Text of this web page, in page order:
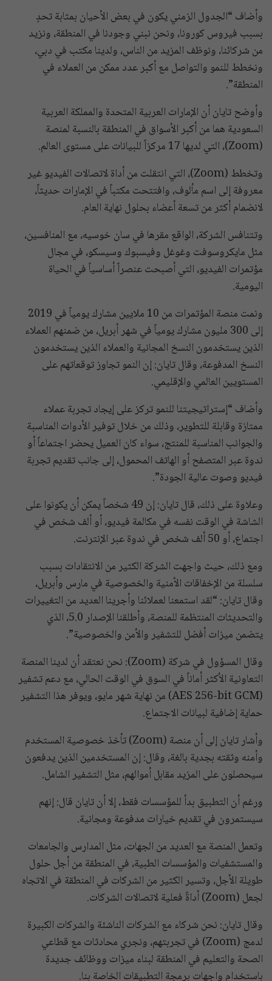
وأضاف “الجدول الزمني يكون في بعض الأحيان بمثابة تحدٍ
بسبب فيروس كورونا، ونحن نبني وجودنا في المنطقة، ونزيد
من شركائنا، ونوظف المزيد من الناس، ولدينا مكتب في دبي،
ونخطط للنمو والتواصل مع أكبر عدد ممكن من العملاء في
المنطقة”.
وأوضح تايان أن الإمارات العربية المتحدة والمملكة العربية
السعودية هما من أكبر الأسواق في المنطقة بالنسبة لمنصة
(Zoom)، التي لديها 17 مركزاً للبيانات على مستوى العالم.
وتخطط (Zoom)، التي انتقلت من أداة لاتصالات الفيديو غير
معروفة إلى اسم مألوف، وافتتحت مكتباً في الإمارات حديثاً،
لانضمام أكثر من تسعة أعضاء بحلول نهاية العام.
وتتنافس الشركة، الواقع مقرها في سان خوسيه، مع المنافسين،
مثل مايكروسوفت وغوغل وفيسبوك وسيسكو، في مجال
مؤتمرات الفيديو، التي أصبحت عنصراً أساسياً في الحياة
اليومية.
ونمت منصة المؤتمرات من 10 ملايين مشارك يومياً في 2019
إلى 300 مليون مشارك يومياً في شهر أبريل، من ضمنهم العملاء
الذين يستخدمون النسخ المجانية والعملاء الذين يستخدمون
النسخ المدفوعة، وقال تايان: إن النمو تجاوز توقعاتهم على
المستويين العالمي والإقليمي.
وأضاف “إستراتيجيتنا للنمو تركز على إيجاد تجربة عملاء
ممتازة وقابلة للتطوير، وذلك من خلال توفير الأدوات المناسبة
والجوانب المناسبة للمنتج، سواء كان العميل يحضر اجتماعاً أو
ندوة عبر المتصفح أو الهاتف المحمول، إلى جانب تقديم تجربة
فيديو وصوت عالية الجودة”.
وعلاوة على ذلك، قال تايان: إن 49 شخصاً يمكن أن يكونوا على
الشاشة في الوقت نفسه في مكالمة فيديو، أو ألف شخص في
اجتماع، أو 50 ألف شخص في ندوة عبر الإنترنت.
ومع ذلك، حيث واجهت الشركة الكثير من الانتقادات بسبب
سلسلة من الإخفاقات الأمنية والخصوصية في مارس وأبريل،
وقال تايان: “لقد استمعنا لعملائنا وأجرينا العديد من التغييرات
والتحديثات المنتظمة للمنصة، وأطلقنا الإصدار 5.0، الذي
يتضمن ميزات أفضل للتشفير والأمن والخصوصية”.
وقال المسؤول في شركة (Zoom): نحن نعتقد أن لدينا المنصة
التعاونية الأكثر أماناً في السوق في الوقت الحالي، مع دعم تشفير
(AES 256-bit GCM) من نهاية شهر مايو، ويوفر هذا التشفير
حماية إضافية لبيانات الاجتماع.
وأشار تايان إلى أن منصة (Zoom) تأخذ خصوصية المستخدم
وأمنه وثقته بجدية بالغة، وقال: إن المستخدمين الذين يدفعون
سيحصلون على المزيد مقابل أموالهم، مثل التشفير الشامل.
ورغم أن التطبيق بدأ للمؤسسات فقط، إلا أن تايان قال: إنهم
سيستمرون في تقديم خيارات مدفوعة ومجانية.
وتعمل المنصة مع العديد من الجهات، مثل المدارس والجامعات
والمستشفيات والمؤسسات الطبية، في المنطقة من أجل حلول
طويلة الأجل، وتسير الكثير من الشركات في المنطقة في الاتجاه
لجعل (Zoom) أداةً فعلية لاتصالات الشركات.
وقال تايان: نحن شركاء مع الشركات الناشئة والشركات الكبيرة
لدمج (Zoom) في تجربتهم، ونجري محادثات مع قطاعي
الصحة والتعليم في المنطقة لبناء ميزات ووظائف جديدة
باستخدام واجهات برمجة التطبيقات الخاصة بنا.